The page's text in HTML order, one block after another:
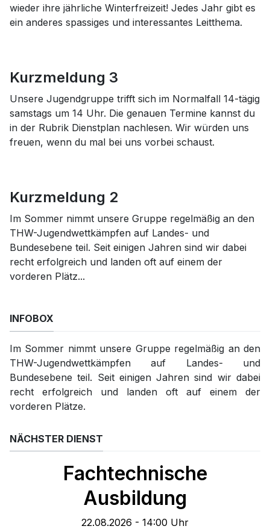
wieder ihre jährliche Winterfreizeit! Jedes Jahr gibt es
ein anderes spassiges und interessantes Leitthema.
Kurzmeldung 3
Unsere Jugendgruppe trifft sich im Normalfall 14-tägig
samstags um 14 Uhr. Die genauen Termine kannst du
in der Rubrik Dienstplan nachlesen. Wir würden uns
freuen, wenn du mal bei uns vorbei schaust.
Kurzmeldung 2
Im Sommer nimmt unsere Gruppe regelmäßig an den
THW-Jugendwettkämpfen auf Landes- und
Bundesebene teil. Seit einigen Jahren sind wir dabei
recht erfolgreich und landen oft auf einem der
vorderen Plätz...
INFOBOX
Im Sommer nimmt unsere Gruppe regelmäßig an den
THW-Jugendwettkämpfen auf Landes- und
Bundesebene teil. Seit einigen Jahren sind wir dabei
recht erfolgreich und landen oft auf einem der
vorderen Plätze.
NÄCHSTER DIENST
Fachtechnische
Ausbildung
22.08.2026 - 14:00 Uhr